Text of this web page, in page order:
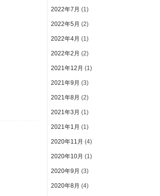
2022年7月 (1)
2022年5月 (2)
2022年4月 (1)
2022年2月 (2)
2021年12月 (1)
2021年9月 (3)
2021年8月 (2)
2021年3月 (1)
2021年1月 (1)
2020年11月 (4)
2020年10月 (1)
2020年9月 (3)
2020年8月 (4)